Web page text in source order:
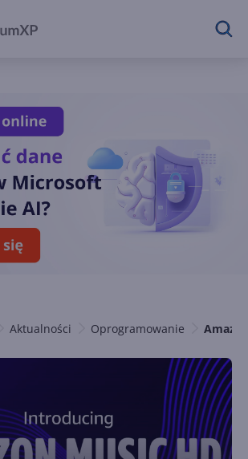
Aktualności Oprogramowanie